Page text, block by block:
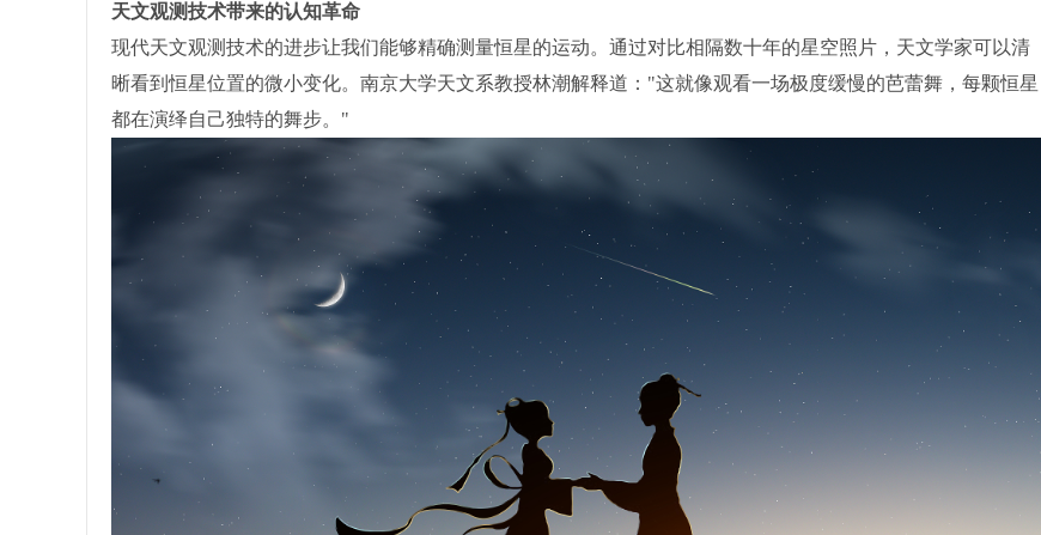
天文观测技术带来的认知革命
现代天文观测技术的进步让我们能够精确测量恒星的运动。通过对比相隔数十年的星空照片，天文学家可以清
晰看到恒星位置的微小变化。南京大学天文系教授林潮解释道："这就像观看一场极度缓慢的芭蕾舞，每颗恒星
都在演绎自己独特的舞步。"